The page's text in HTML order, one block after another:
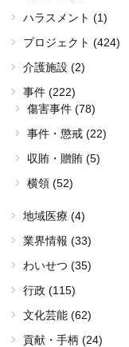
ハラスメント (1)
プロジェクト (424)
介護施設 (2)
事件 (222)
傷害事件 (78)
事件・懲戒 (22)
収賄・贈賄 (5)
横領 (52)
地域医療 (4)
業界情報 (33)
わいせつ (35)
行政 (115)
文化芸能 (62)
貢献・手柄 (24)